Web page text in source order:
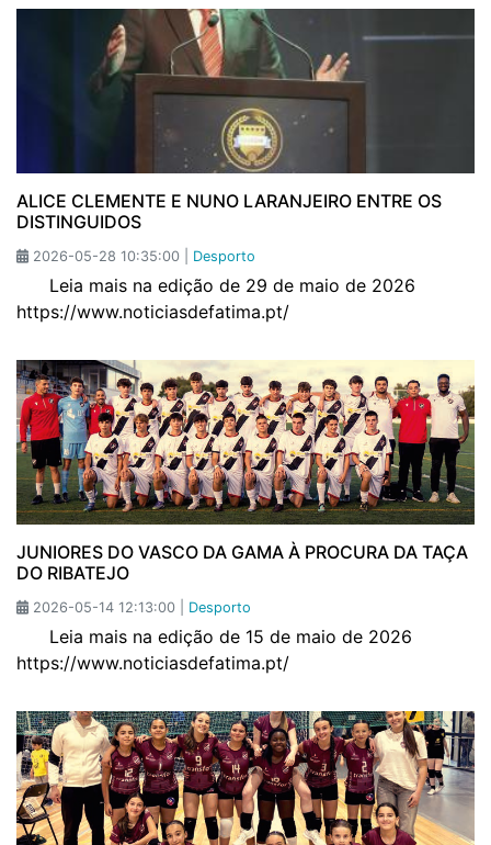
ALICE CLEMENTE E NUNO LARANJEIRO ENTRE OS
DISTINGUIDOS
2026-05-28 10:35:00 | Desporto
Leia mais na edição de 29 de maio de 2026
https://www.noticiasdefatima.pt/
JUNIORES DO VASCO DA GAMA À PROCURA DA TAÇA
DO RIBATEJO
2026-05-14 12:13:00 | Desporto
Leia mais na edição de 15 de maio de 2026
https://www.noticiasdefatima.pt/